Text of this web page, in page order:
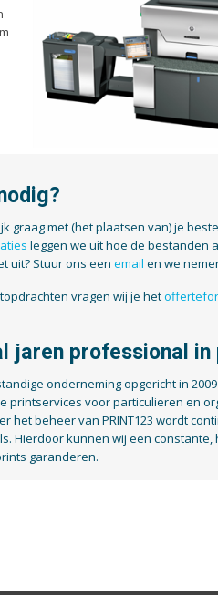
graag met (het plaatsen van) je
leggen we uit hoe de bestanden
uit? Stuur ons een email en we
vragen wij je het
jaren professional
onderneming opgericht in
printservices voor particulieren en
het beheer van PRINT123 wordt
Hierdoor kunnen wij een constante,
garanderen.